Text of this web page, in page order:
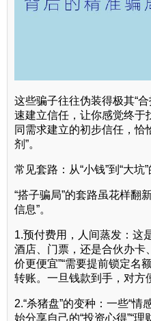
这些骗子往往伪装得极其“
速建立信任，让你感觉终于
同需求建立的初步信任，恰
剂”。
常见套路：从“小钱”到“大坑
“搭子骗局”的套路虽花样翻
信息”。
1.预付费用，人间蒸发：这
酒店、门票，还是合伙办卡
价更便宜”“需要提前锁定名
转账。一旦钱款到手，对方
2.“杀猪盘”的变种：一些“
始分享自己的“投资心得”“